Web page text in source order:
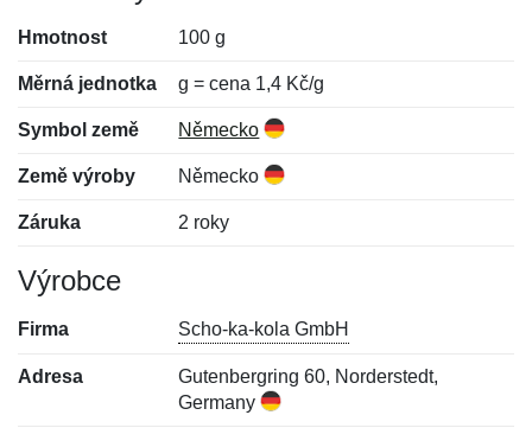
Hmotnost 100 g
Měrná jednotka g = cena 1,4 Kč/g
Symbol země Německo
Země výroby Německo
Záruka 2 roky
Výrobce
Firma Scho-ka-kola GmbH
Adresa
Gutenbergring 60, Norderstedt,
Germany